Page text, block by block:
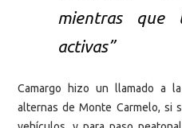
mientras que
activas”
Camargo hizo un llamado a
alternas de Monte Carmelo, si